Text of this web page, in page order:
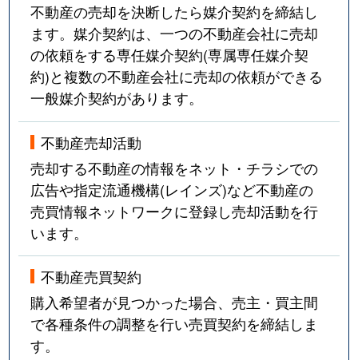
不動産の売却を決断したら媒介契約を締結し
ます。媒介契約は、一つの不動産会社に売却
の依頼をする専任媒介契約(専属専任媒介契
約)と複数の不動産会社に売却の依頼ができる
一般媒介契約があります。
不動産売却活動
売却する不動産の情報をネット・チラシでの
広告や指定流通機構(レインズ)など不動産の
売買情報ネットワークに登録し売却活動を行
います。
不動産売買契約
購入希望者が見つかった場合、売主・買主間
で各種条件の調整を行い売買契約を締結しま
す。